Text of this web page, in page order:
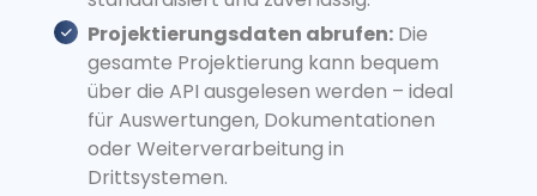
Projektierungsdaten abrufen: Die
gesamte Projektierung kann bequem
über die API ausgelesen werden – ideal
für Auswertungen, Dokumentationen
oder Weiterverarbeitung in
Drittsystemen.